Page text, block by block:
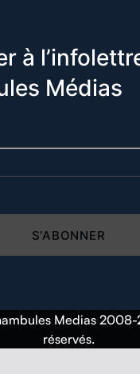
à
Médias
S'ABONNER
Medias 2008-
réservés.